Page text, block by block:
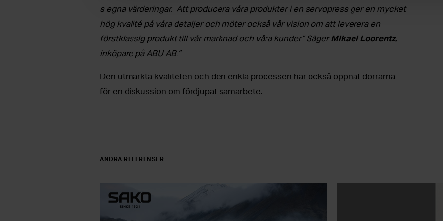
s egna värderingar. Att producera våra produkter i en servopress ger en mycket
hög kvalité på våra detaljer och möter också vår vision om att leverera en
förstklassig produkt till vår marknad och våra kunder” SägerMikael Loorentz,
inköpare på ABU AB.”
Den utmärkta kvaliteten och den enkla processen har också öppnat dörrarna
för en diskussion om fördjupat samarbete.
ANDRA REFERENSER